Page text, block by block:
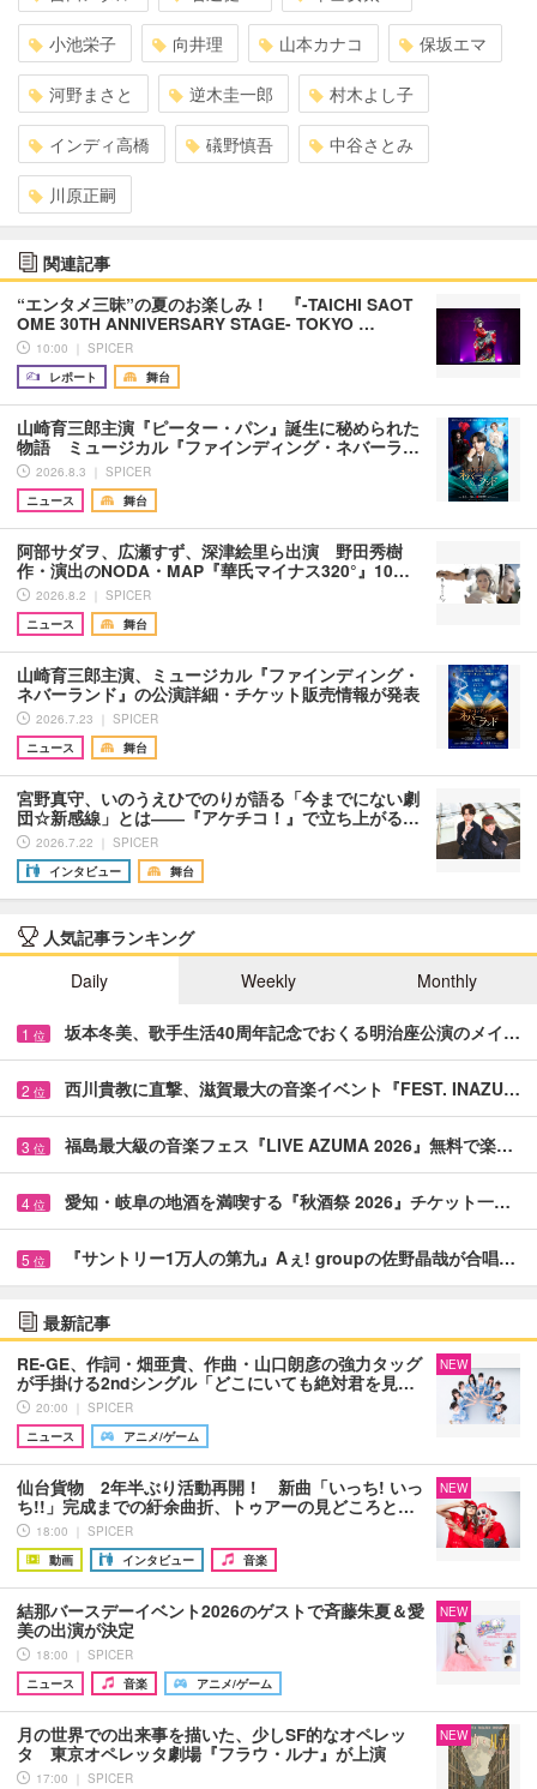
小池栄子 向井理 山本カナコ 保坂エマ
河野まさと 逆木圭一郎 村木よし子
インディ高橋 礒野慎吾 中谷さとみ
川原正嗣
関連記事
“エンタメ三昧”の夏のお楽しみ！ 『-TAICHI SAOT
OME 30TH ANNIVERSARY STAGE- TOKYO …
10:00 ｜ SPICER
レポート
舞台
山崎育三郎主演『ピーター・パン』誕生に秘められた
物語 ミュージカル『ファインディング・ネバーラ…
2026.8.3 ｜ SPICER
ニュース
舞台
阿部サダヲ、広瀬すず、深津絵里ら出演 野田秀樹
作・演出のNODA・MAP『華氏マイナス320°』10…
2026.8.2 ｜ SPICER
ニュース
舞台
山崎育三郎主演、ミュージカル『ファインディング・
ネバーランド』の公演詳細・チケット販売情報が発表
2026.7.23 ｜ SPICER
ニュース
舞台
宮野真守、いのうえひでのりが語る「今までにない劇
団☆新感線」とは――『アケチコ！』で立ち上がる…
2026.7.22 ｜ SPICER
インタビュー
舞台
人気記事ランキング
Daily
Weekly Monthly
1 位 坂本冬美、歌手生活40周年記念でおくる明治座公演のメイ…
2 位 西川貴教に直撃、滋賀最大の音楽イベント『FEST. INAZU…
3 位 福島最大級の音楽フェス『LIVE AZUMA 2026』無料で楽…
4 位 愛知・岐阜の地酒を満喫する『秋酒祭 2026』チケット一…
5 位 『サントリー1万人の第九』Aぇ! groupの佐野晶哉が合唱…
最新記事
RE-GE、作詞・畑亜貴、作曲・山口朗彦の強力タッグ
が手掛ける2ndシングル「どこにいても絶対君を見…
20:00 ｜ SPICER
ニュース
アニメ/ゲーム
NEW
仙台貨物 2年半ぶり活動再開！ 新曲「いっち! いっ
ち!!」完成までの紆余曲折、トゥアーの見どころと…
18:00 ｜ SPICER
動画
インタビュー 音楽
NEW
結那バースデーイベント2026のゲストで斉藤朱夏＆愛
美の出演が決定
18:00 ｜ SPICER
ニュース
音楽 アニメ/ゲーム
NEW
月の世界での出来事を描いた、少しSF的なオペレッ
タ 東京オペレッタ劇場『フラウ・ルナ』が上演
17:00 ｜ SPICER
NEW